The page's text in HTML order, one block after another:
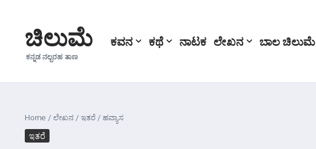
ಚಿಲುಮೆ
ಕನ್ನಡ ನಲ್ಬರಹ ತಾಣ
ಕವನ ಕಥೆ ನಾಟಕ ಲೇಖನ ಬಾಲ ಚಿಲುಮೆ
Home /ಲೇಖನ /ಇತರೆ /ಹವ್ಯಾಸ
ಇತರೆ